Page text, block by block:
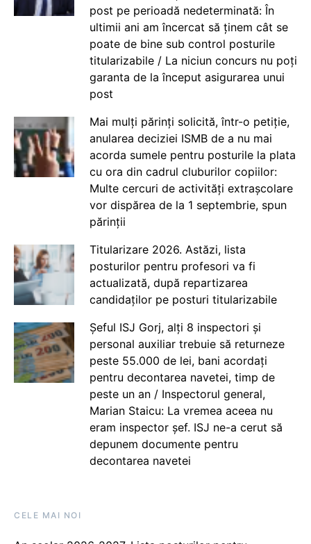
post pe perioadă nedeterminată: În
ultimii ani am încercat să ținem cât se
poate de bine sub control posturile
titularizabile / La niciun concurs nu poți
garanta de la început asigurarea unui
post
Mai mulți părinți solicită, într-o petiție,
anularea deciziei ISMB de a nu mai
acorda sumele pentru posturile la plata
cu ora din cadrul cluburilor copiilor:
Multe cercuri de activități extrașcolare
vor dispărea de la 1 septembrie, spun
părinții
Titularizare 2026. Astăzi, lista
posturilor pentru profesori va fi
actualizată, după repartizarea
candidaților pe posturi titularizabile
Șeful ISJ Gorj, alți 8 inspectori și
personal auxiliar trebuie să returneze
peste 55.000 de lei, bani acordați
pentru decontarea navetei, timp de
peste un an / Inspectorul general,
Marian Staicu: La vremea aceea nu
eram inspector șef. ISJ ne-a cerut să
depunem documente pentru
decontarea navetei
CELE MAI NOI